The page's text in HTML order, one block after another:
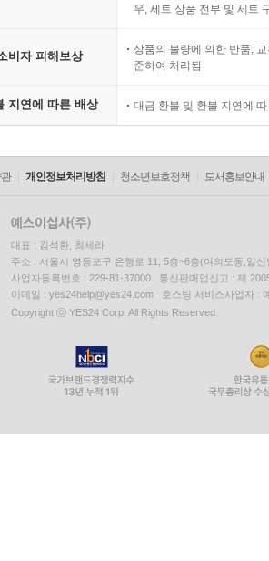
우, 세트 상품 전부 및 세트
비자 피해보상
상품의 불량에 의한 반품,
준하여 처리됨
지연에 따른 배상 대금 환불 및 환불 지연에
개인정보처리방침 청소년보호정책 도서홍보안내
대표 : 김석환, 최세라
주소 : 서울시 영등포구 은행로 11, 5층~6층(여의도동,일신
사업자등록번호 : 229-81-37000 통신판매업신고 : 제
이메일 : yes24help@yes24.com 호스팅 서비스사업자 :
Copyright ⓒ YES24 Corp. All Rights Reserved.